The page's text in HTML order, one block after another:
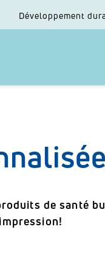
Développement
de santé